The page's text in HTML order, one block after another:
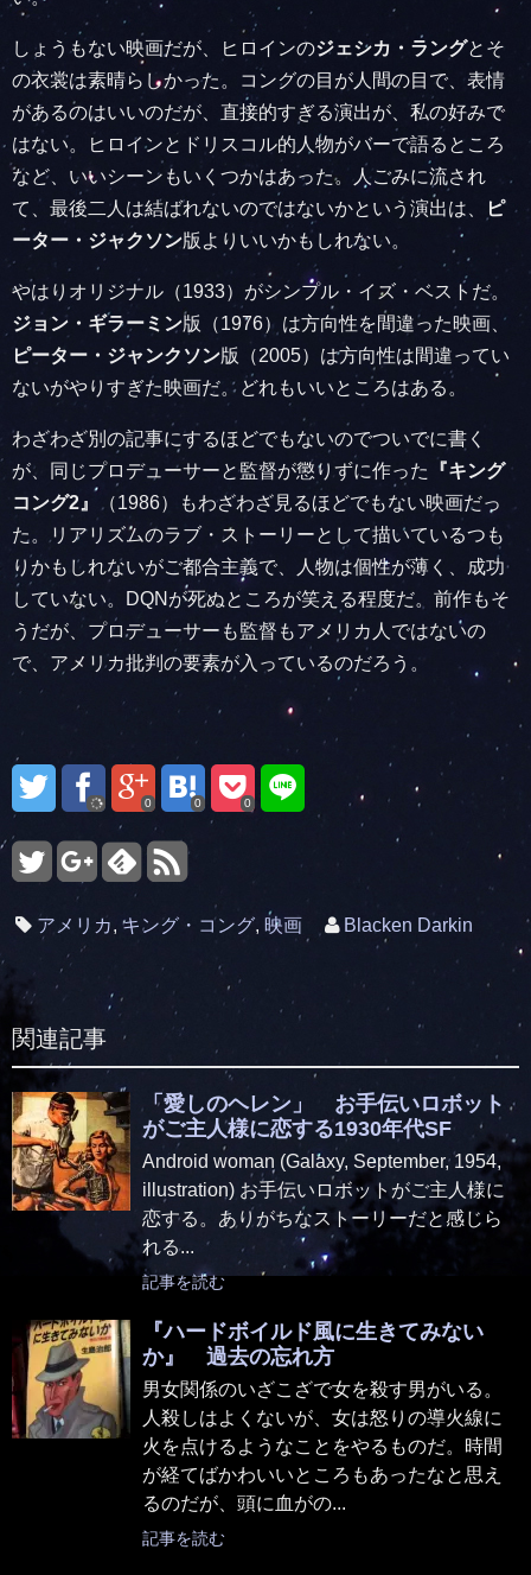
しょうもない映画だが、ヒロインのジェシカ・ラングとそ
の衣裳は素晴らしかった。コングの目が人間の目で、表情
があるのはいいのだが、直接的すぎる演出が、私の好みで
はない。ヒロインとドリスコル的人物がバーで語るところ
など、いいシーンもいくつかはあった。人ごみに流され
て、最後二人は結ばれないのではないかという演出は、
ピ
ーター・ジャクソン版よりいいかもしれない。
やはりオリジナル（1933）がシンプル・イズ・ベストだ。
ジョン・ギラーミン版（1976）は方向性を間違った映画、
ピーター・ジャンクソン版（2005）は方向性は間違ってい
ないがやりすぎた映画だ。どれもいいところはある。
わざわざ別の記事にするほどでもないのでついでに書く
が、同じプロデューサーと監督が懲りずに作った
『キング
コング2』
（1986）もわざわざ見るほどでもない映画だっ
た。リアリズムのラブ・ストーリーとして描いているつも
りかもしれないがご都合主義で、人物は個性が薄く、成功
していない。DQNが死ぬところが笑える程度だ。前作もそ
うだが、プロデューサーも監督もアメリカ人ではないの
で、アメリカ批判の要素が入っているのだろう。
0 0 0
アメリカ, キング・コング, 映画 Blacken Darkin
関連記事
「愛しのヘレン」 お手伝いロボット
がご主人様に恋する1930年代SF
Android woman (Galaxy, September, 1954,
illustration) お手伝いロボットがご主人様に
恋する。ありがちなストーリーだと感じら
れる...
記事を読む
『ハードボイルド風に生きてみない
か』 過去の忘れ方
男女関係のいざこざで女を殺す男がいる。
人殺しはよくないが、女は怒りの導火線に
火を点けるようなことをやるものだ。時間
が経てばかわいいところもあったなと思え
るのだが、頭に血がの...
記事を読む